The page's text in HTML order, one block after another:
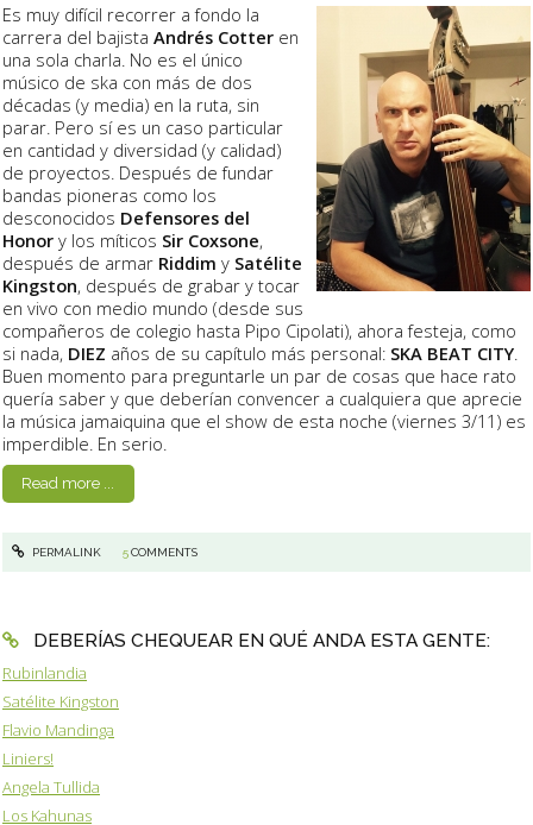
Es muy difícil recorrer a fondo la
carrera del bajista Andrés Cotter en
una sola charla. No es el único
músico de ska con más de dos
décadas (y media) en la ruta, sin
parar. Pero sí es un caso particular
en cantidad y diversidad (y calidad)
de proyectos. Después de fundar
bandas pioneras como los
desconocidos Defensores del
Honor y los míticos Sir Coxsone,
después de armar Riddim y Satélite
Kingston, después de grabar y tocar
en vivo con medio mundo (desde sus
compañeros de colegio hasta Pipo Cipolati), ahora festeja, como
si nada, DIEZ años de su capítulo más personal: SKA BEAT CITY
Buen momento para preguntarle un par de cosas que hace rato
quería saber y que deberían convencer a cualquiera que aprecie
la música jamaiquina que el show de esta noche (viernes 3/11) es
imperdible. En serio.
Read more ...
PERMALINK 5COMMENTS
DEBERÍAS CHEQUEAR EN QUÉ ANDA ESTA GENTE:
Rubinlandia
Satélite Kingston
Flavio Mandinga
Liniers!
Angela Tullida
Los Kahunas